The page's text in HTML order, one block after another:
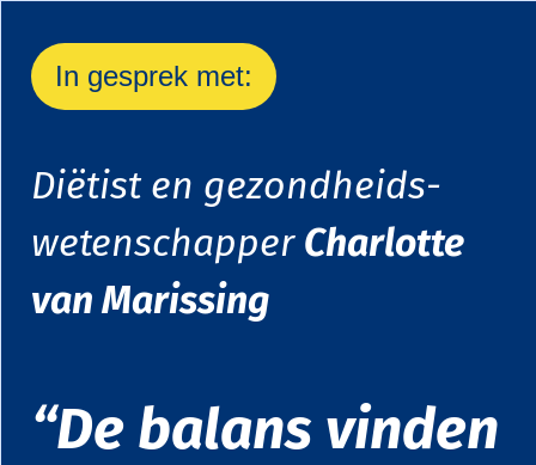
In gesprek met:
Diëtist en gezondheids-
wetenschapper Charlotte
van Marissing
“De balans vinden